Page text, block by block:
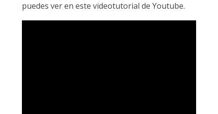
puedes ver en este videotutorial de Youtube.